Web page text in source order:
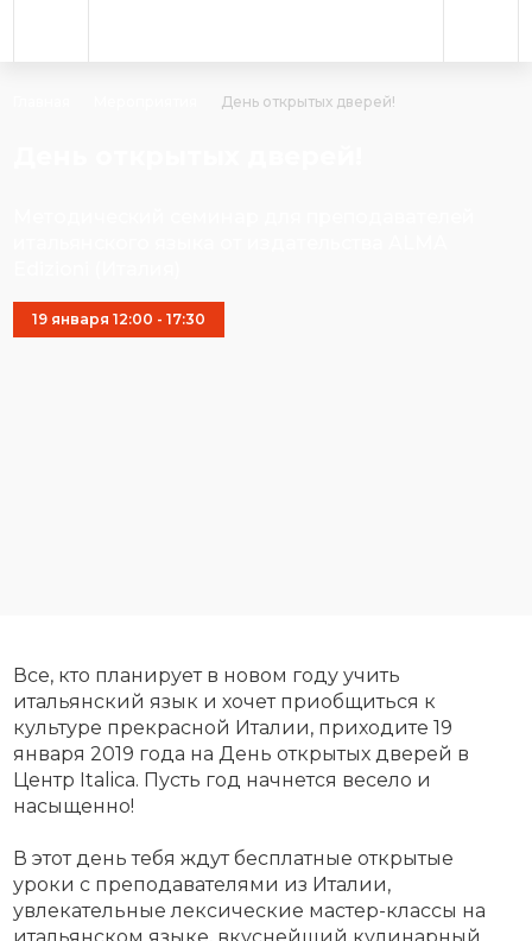
День открытых дверей!
19 января 12:00 - 17:30
Все, кто планирует в новом году учить
итальянский язык и хочет приобщиться к
культуре прекрасной Италии, приходите 19
января 2019 года на День открытых дверей в
Центр Italica. Пусть год начнется весело и
насыщенно!
В этот день тебя ждут бесплатные открытые
уроки с преподавателями из Италии,
увлекательные лексические мастер-классы на